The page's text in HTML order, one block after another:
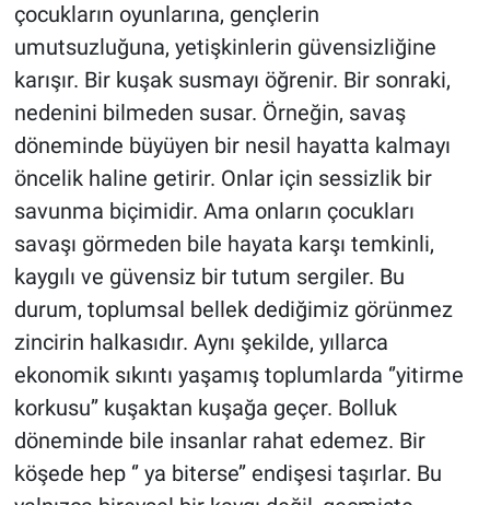
çocukların oyunlarına, gençlerin
umutsuzluğuna, yetişkinlerin güvensizliğine
karışır. Bir kuşak susmayı öğrenir. Bir sonraki,
nedenini bilmeden susar. Örneğin, savaş
döneminde büyüyen bir nesil hayatta kalmayı
öncelik haline getirir. Onlar için sessizlik bir
savunma biçimidir. Ama onların çocukları
savaşı görmeden bile hayata karşı temkinli,
kaygılı ve güvensiz bir tutum sergiler. Bu
durum, toplumsal bellek dediğimiz görünmez
zincirin halkasıdır. Aynı şekilde, yıllarca
ekonomik sıkıntı yaşamış toplumlarda ‘’yitirme
korkusu’’ kuşaktan kuşağa geçer. Bolluk
döneminde bile insanlar rahat edemez. Bir
köşede hep ‘’ ya biterse’’ endişesi taşırlar. Bu